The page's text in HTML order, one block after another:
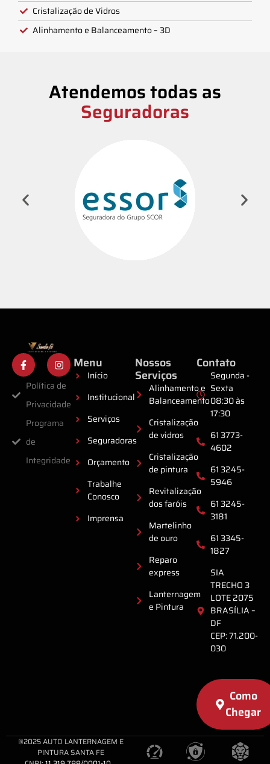
Cristalização de Vidros
Alinhamento e Balanceamento – 3D
Atendemos todas as
Seguradoras
Política de
Privacidade
Programa
de
Integridade
Menu
Início
Institucional
Serviços
Seguradoras
Orçamento
Trabalhe
Conosco
Imprensa
Nossos
Serviços
Alinhamento e
Balanceamento
Cristalização
de vidros
Cristalização
de pintura
Revitalização
dos faróis
Martelinho
de ouro
Reparo
express
Lanternagem
e Pintura
Contato
Segunda -
Sexta
08:30 às
17:30
61 3773-
4602
61 3245-
5946
61 3245-
3181
61 3345-
1827
SIA
TRECHO 3
LOTE 2075
BRASÍLIA –
DF
CEP: 71.200-
030
Como
Chegar
®2025 AUTO LANTERNAGEM E
PINTURA SANTA FE